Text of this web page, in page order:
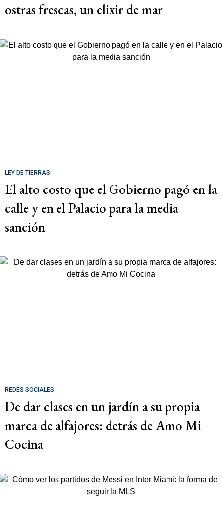
ostras frescas, un elixir de mar
LEY DE TIERRAS
El alto costo que el Gobierno pagó en la
calle y en el Palacio para la media
sanción
REDES SOCIALES
De dar clases en un jardín a su propia
marca de alfajores: detrás de Amo Mi
Cocina